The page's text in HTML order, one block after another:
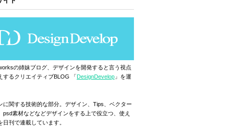
の姉妹ブログ、デザインを開発すると言う視点
するクリエイティブBLOG 「DesignDevelop 」を運
に関する技術的な部分。デザイン、Tips、ベクター
psd素材などなどデザインをする上で役立つ、使え
日刊で連載しています。